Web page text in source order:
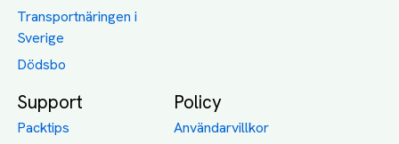
Transportnäringen i
Sverige
Dödsbo
Support
Packtips
Policy
Användarvillkor